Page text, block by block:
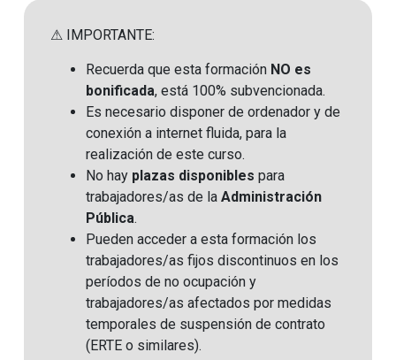
⚠ IMPORTANTE:
Recuerda que esta formación NO es
bonificada, está 100% subvencionada.
Es necesario disponer de ordenador y de
conexión a internet fluida, para la
realización de este curso.
No hay plazas disponibles para
trabajadores/as de la Administración
Pública.
Pueden acceder a esta formación los
trabajadores/as fijos discontinuos en los
períodos de no ocupación y
trabajadores/as afectados por medidas
temporales de suspensión de contrato
(ERTE o similares).